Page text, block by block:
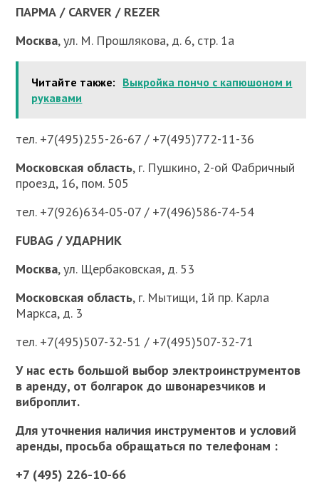
ПАРМА / CARVER / REZER
Москва, ул. М. Прошлякова, д. 6, стр. 1а
Читайте также: Выкройка пончо с капюшоном и
рукавами
тел. +7(495)255-26-67 / +7(495)772-11-36
Московская область, г. Пушкино, 2-ой Фабричный
проезд, 16, пом. 505
тел. +7(926)634-05-07 / +7(496)586-74-54
FUBAG / УДАРНИК
Москва, ул. Щербаковская, д. 53
Московская область, г. Мытищи, 1й пр. Карла
Маркса, д. 3
тел. +7(495)507-32-51 / +7(495)507-32-71
У нас есть большой выбор электроинструментов
в аренду, от болгарок до швонарезчиков и
виброплит.
Для уточнения наличия инструментов и условий
аренды, просьба обращаться по телефонам :
+7 (495) 226-10-66